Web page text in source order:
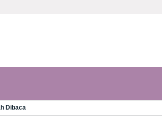
Dibaca